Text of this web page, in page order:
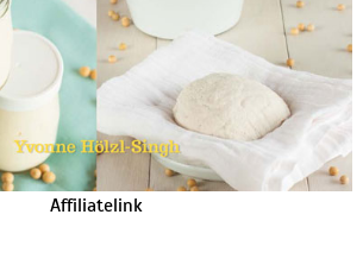
Affiliatelink